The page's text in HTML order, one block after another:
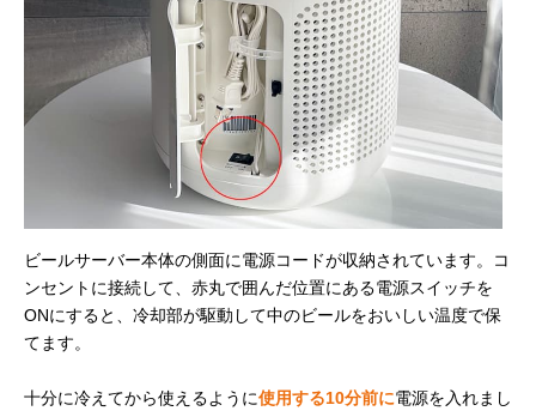
ビールサーバー本体の側面に電源コードが収納されています。コ
ンセントに接続して、赤丸で囲んだ位置にある電源スイッチを
ONにすると、冷却部が駆動して中のビールをおいしい温度で保
てます。
十分に冷えてから使えるように使用する10分前に電源を入れまし